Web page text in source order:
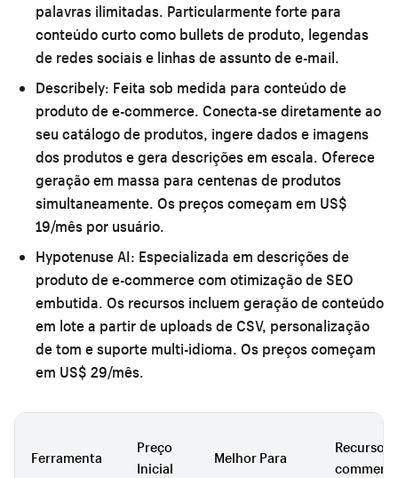
palavras ilimitadas. Particularmente forte para
conteúdo curto como bullets de produto, legendas
de redes sociais e linhas de assunto de e-mail.
Describely: Feita sob medida para conteúdo de
produto de e-commerce. Conecta-se diretamente ao
seu catálogo de produtos, ingere dados e imagens
dos produtos e gera descrições em escala. Oferece
geração em massa para centenas de produtos
simultaneamente. Os preços começam em US$
19/mês por usuário.
Hypotenuse AI: Especializada em descrições de
produto de e-commerce com otimização de SEO
embutida. Os recursos incluem geração de conteúdo
em lote a partir de uploads de CSV, personalização
de tom e suporte multi-idioma. Os preços começam
em US$ 29/mês.
Ferramenta
Preço
Inicial
Melhor Para
Recursos